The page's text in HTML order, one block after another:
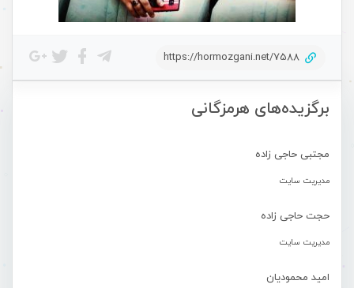
برگزیده‌های هرمزگانی
مجتبی حاجی زاده
مدیریت سایت
حجت حاجی زاده
مدیریت سایت
امید محمودیان
https://hormozgani.net/7588